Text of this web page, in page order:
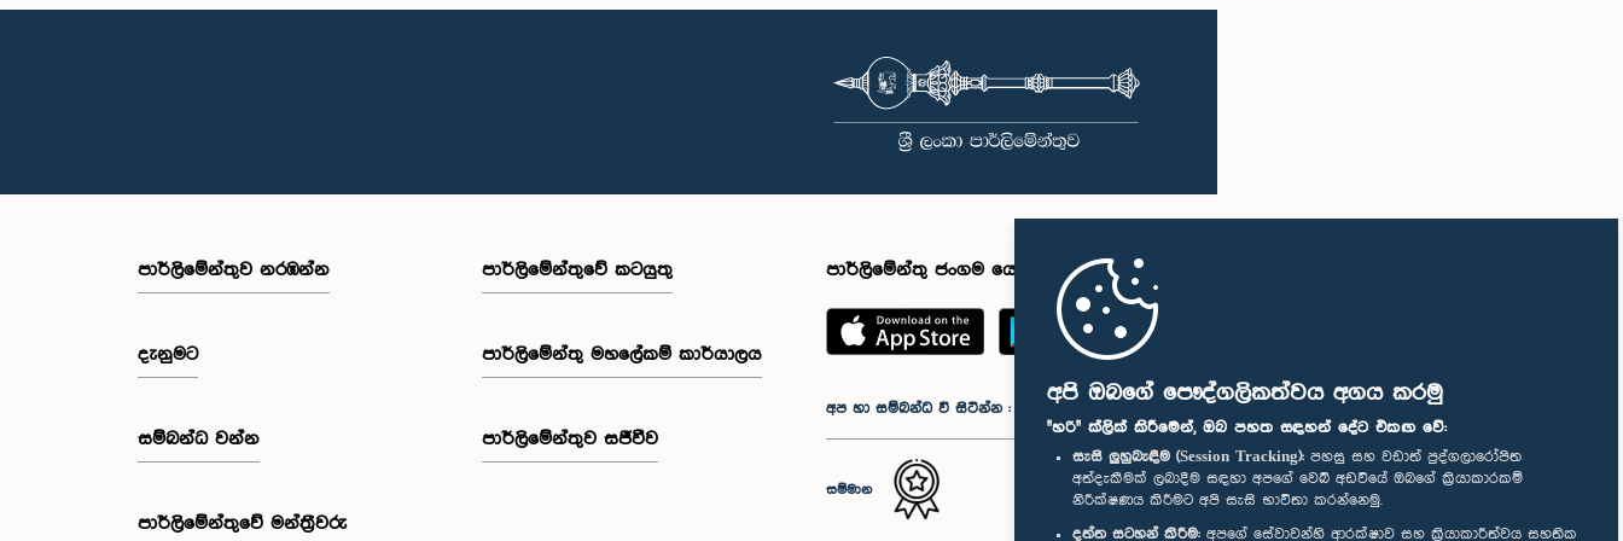
අපි ඔබගේ පෞද්ගලිකත්වය අගය කරමු
"හරි" ක්ලික් කිරීමෙන්, ඔබ පහත සඳහන් දේට එකඟ වේ:
සැසි ලුහුබැඳීම (Session Tracking): පහසු සහ වඩාත් පුද්ගලාරෝපිත
අත්දැකීමක් ලබාදීම සඳහා අපගේ වෙබ් අඩවියේ ඔබගේ ක්‍රියාකාරකම්
නිරීක්ෂණය කිරීමට අපි සැසි භාවිතා කරන්නෙමු.
දත්ත සටහන් කිරීම: අපගේ සේවාවන්හි ආරක්ෂාව සහ ක්‍රියාකාරීත්වය සහතික
පාර්ලි‌මේන්තුව නරඹන්න
දැනුමට
සම්බන්ධ වන්න
පාර්ලි‌මේන්තුවේ මන්ත්‍රීවරු
පාර්ලිමේන්තුවේ කටයුතු
පාර්ලිමේන්තු මහලේකම් කාර්යාලය
පාර්ලිමේන්තුව සජීවීව
පාර්ලිමේන්තු ජංගම යෙදුම
අප හා සම්බන්ධ වී සිටින්න :
සම්මාන